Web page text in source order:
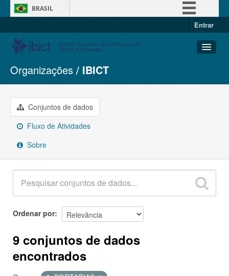
BRASIL
Entrar
Conjuntos de dados
Organizações
Grupos
Sobre
Organizações IBICT
Conjuntos de dados
Fluxo de Atividades
Sobre
Ordenar por
9 conjuntos de dados
encontrados